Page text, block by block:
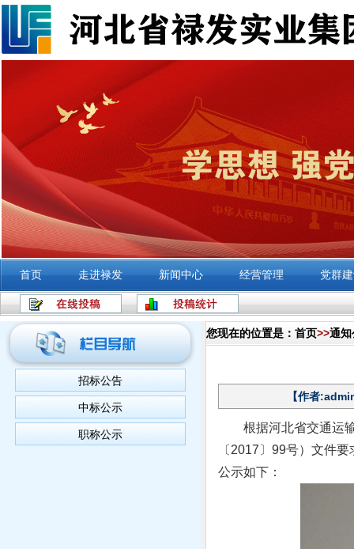
首页 走进禄发 新闻中心 经营管理 党群
招标公告
中标公示
职称公示
您现在的位置是： 首页>>通知
【作者
根据河北省交通运
〔2017〕99号）文件
公示如下：